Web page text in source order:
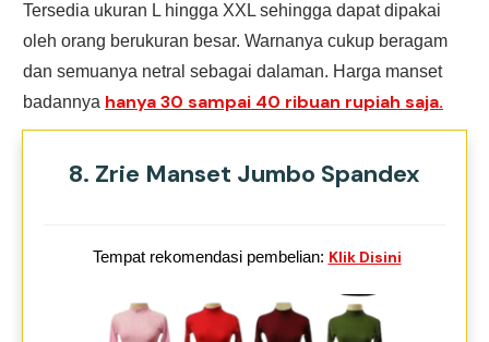
Tersedia ukuran L hingga XXL sehingga dapat dipakai
oleh orang berukuran besar. Warnanya cukup beragam
dan semuanya netral sebagai dalaman. Harga manset
badannya hanya 30 sampai 40 ribuan rupiah saja.
8. Zrie Manset Jumbo Spandex
Tempat rekomendasi pembelian: Klik Disini